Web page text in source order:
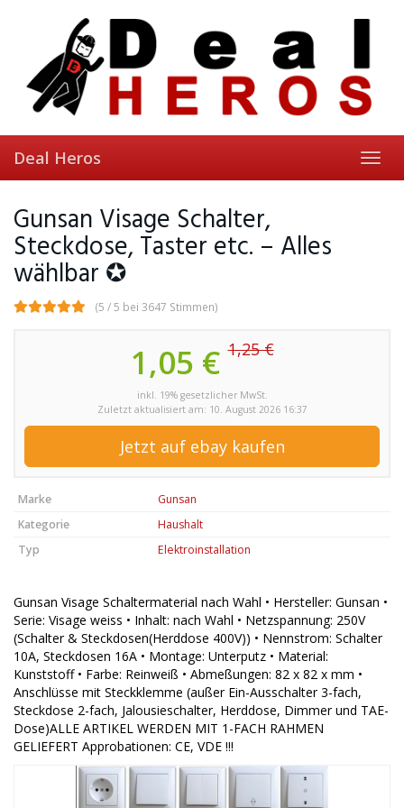
Deal Heros
Gunsan Visage Schalter,
Steckdose, Taster etc. – Alles
wählbar ✪
(5 / 5 bei 3647 Stimmen)
1,05 €1,25 €
inkl. 19% gesetzlicher MwSt.
Zuletzt aktualisiert am: 10. August 2026 16:37
Jetzt auf ebay kaufen
Marke
Gunsan
Kategorie
Haushalt
Typ
Elektroinstallation
Gunsan Visage Schaltermaterial nach Wahl • Hersteller: Gunsan •
Serie: Visage weiss • Inhalt: nach Wahl • Netzspannung: 250V
(Schalter & Steckdosen(Herddose 400V)) • Nennstrom: Schalter
10A, Steckdosen 16A • Montage: Unterputz • Material:
Kunststoff • Farbe: Reinweiß • Abmeßungen: 82 x 82 x mm •
Anschlüsse mit Steckklemme (außer Ein-Ausschalter 3-fach,
Steckdose 2-fach, Jalousieschalter, Herddose, Dimmer und TAE-
Dose)ALLE ARTIKEL WERDEN MIT 1-FACH RAHMEN
GELIEFERT Approbationen: CE, VDE !!!